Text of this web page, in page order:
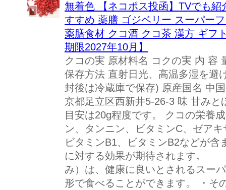
無着色 【ネコポス投函】TVでも
すすめ 薬膳 ゴジベリー スーパー
薬膳食材 クコ酒 クコ茶 漢方 ギフ
期限2027年10月】
クコの実 原材料名 コクの実 内 容
保存方法 直射日光、高温多湿を避
封後は冷蔵庫で保存) 原産国名 中
京都足立区西新井5-26-3 味 甘み
目安は20g程度です。 クコの栄養
ン、タンニン、ビタミンC、ゼア
ビタミンB1、ビタミンB2などが
に対する効果が期待されます
み）は、健康に良いとされるスー
形で食べることができます。 ・そ